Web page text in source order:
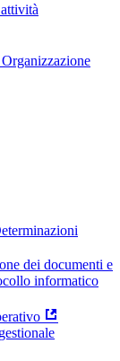
dei documenti e
informatico